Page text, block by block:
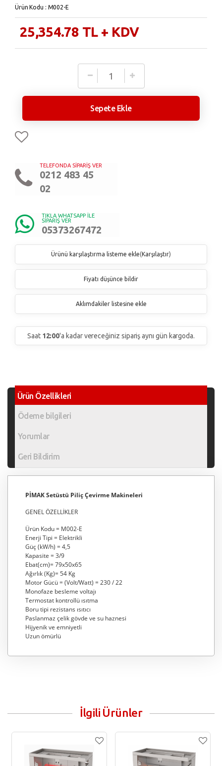
Ürün Kodu : M002-E
25,354.78 TL + KDV
TELEFONDA SİPARİŞ VER
0212 483 45
02
TIKLA WHATSAPP İLE
SİPARİŞ VER
05373267472
Sepete Ekle
Ürünü karşılaştırma listeme ekle(Karşılaştır)
Fiyatı düşünce bildir
Aklımdakiler listesine ekle
Saat 12:00'a kadar vereceğiniz sipariş aynı gün kargoda.
Ürün Özellikleri
Ödeme bilgileri
Yorumlar
Geri Bildirim
PİMAK Setüstü Piliç Çevirme Makineleri
GENEL ÖZELLİKLER
Ürün Kodu = M002-E
Enerji Tipi = Elektrikli
Güç (kW/h) = 4,5
Kapasite = 3/9
Ebat(cm)= 79x50x65
Ağırlık (Kg)= 54 Kg
Motor Gücü = (Volt/Watt) = 230 / 22
Monofaze besleme voltajı
Termostat kontrollü ısıtma
Boru tipi rezistans ısıtıcı
Paslanmaz çelik gövde ve su haznesi
Hijyenik ve emniyetli
Uzun ömürlü
İlgili Ürünler